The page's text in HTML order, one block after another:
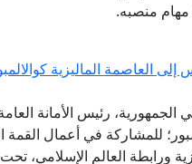
مهام منصبه.
العاصمة الماليزية
رئيس الأمانة
ورابطة العالم الإسلامي،